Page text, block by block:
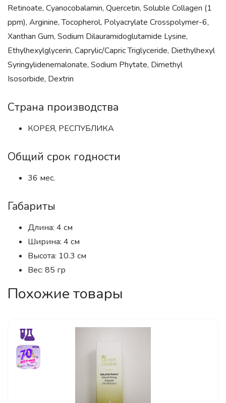
Retinoate, Cyanocobalamin, Quercetin, Soluble Collagen (1
ppm), Arginine, Tocopherol, Polyacrylate Crosspolymer-6,
Xanthan Gum, Sodium Dilauramidoglutamide Lysine,
Ethylhexylglycerin, Caprylic/Capric Triglyceride, Diethylhexyl
Syringylidenemalonate, Sodium Phytate, Dimethyl
Isosorbide, Dextrin
Страна производства
КОРЕЯ, РЕСПУБЛИКА
Общий срок годности
36 мес.
Габариты
Длина: 4 см
Ширина: 4 см
Высота: 10.3 см
Вес: 85 гр
Похожие товары